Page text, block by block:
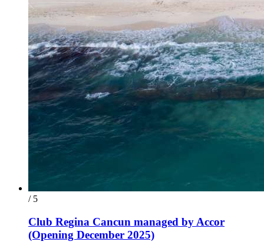
/ 5
Club Regina Cancun managed by Accor
(Opening December 2025)